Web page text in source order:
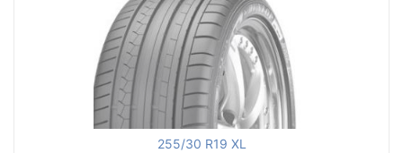
255/30 R19 XL